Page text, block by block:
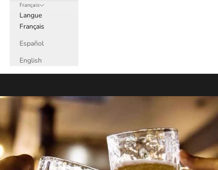
Français
Langue
Français
Español
English